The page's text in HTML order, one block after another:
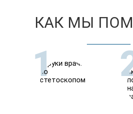
КАК МЫ
1